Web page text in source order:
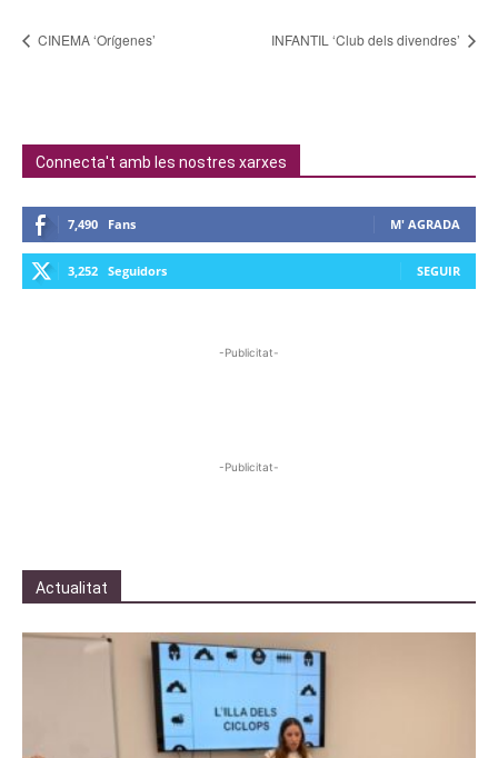
CINEMA ‘Orígenes’ INFANTIL ‘Club dels divendres’
Connecta't amb les nostres xarxes
7,490 Fans M' AGRADA
3,252 Seguidors SEGUIR
-Publicitat-
-Publicitat-
Actualitat